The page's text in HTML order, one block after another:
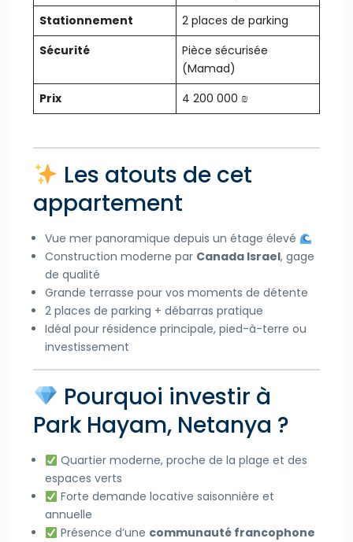
Stationnement
2 places de parking
Sécurité
Pièce sécurisée
(Mamad)
Prix
4 200 000 ₪
Les atouts de cet
appartement
Vue mer panoramique depuis un étage élevé
Construction moderne par Canada Israel, gage
de qualité
Grande terrasse pour vos moments de détente
2 places de parking + débarras pratique
Idéal pour résidence principale, pied-à-terre ou
investissement
Pourquoi investir à
Park Hayam, Netanya ?
Quartier moderne, proche de la plage et des
espaces verts
Forte demande locative saisonnière et
annuelle
Présence d’une communauté francophone